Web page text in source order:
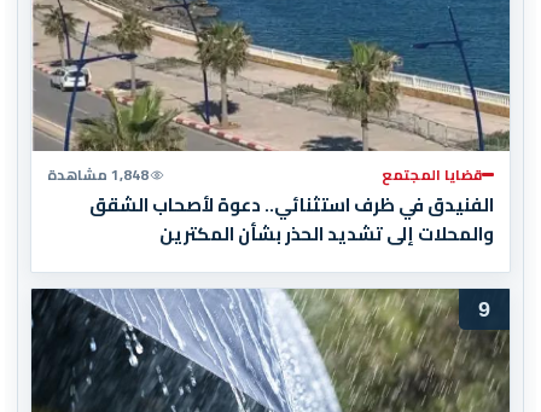
قضايا المجتمع 1,848 مشاهدة
الفنيدق في ظرف استثنائي.. دعوة لأصحاب الشقق
والمحلات إلى تشديد الحذر بشأن المكترين
9